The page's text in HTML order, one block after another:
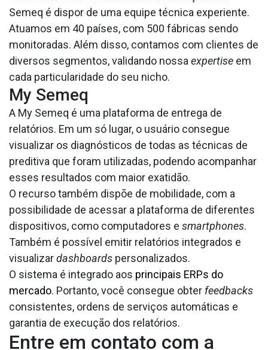
Semeq é dispor de uma equipe técnica experiente.
Atuamos em 40 países, com 500 fábricas sendo
monitoradas. Além disso, contamos com clientes de
diversos segmentos, validando nossa expertise em
cada particularidade do seu nicho.
My Semeq
A My Semeq é uma plataforma de entrega de
relatórios. Em um só lugar, o usuário consegue
visualizar os diagnósticos de todas as técnicas de
preditiva que foram utilizadas, podendo acompanhar
esses resultados com maior exatidão.
O recurso também dispõe de mobilidade, com a
possibilidade de acessar a plataforma de diferentes
dispositivos, como computadores e smartphones.
Também é possível emitir relatórios integrados e
visualizardashboards personalizados.
O sistema é integrado aos principais ERPs do
mercado. Portanto, você consegue obter feedbacks
consistentes, ordens de serviços automáticas e
garantia de execução dos relatórios.
Entre em contato com a